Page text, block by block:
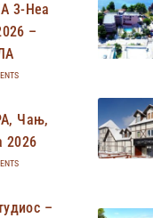
3-Неа
–
Чањ,
2026
–